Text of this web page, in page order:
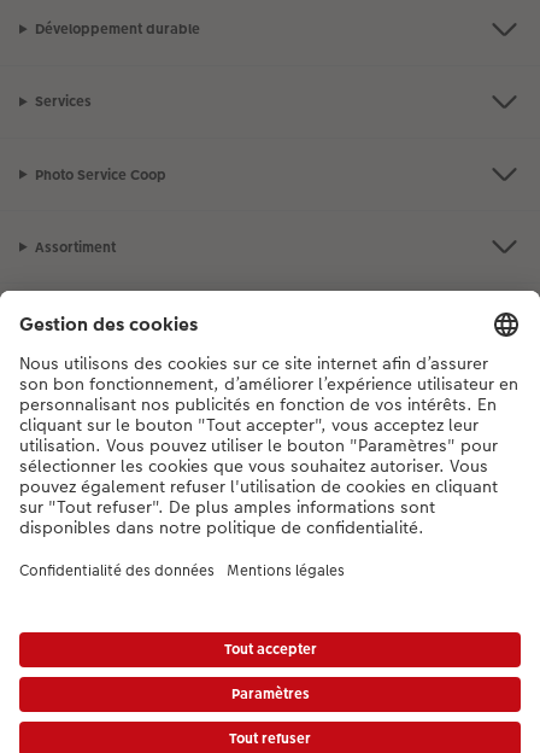
Développement durable
Services
Photo Service Coop
Assortiment
Notre sélection
Si vous avez des questions concernant nos produits ou votre commande,
n'hésitez pas à nous contacter du lundi au dimanche, de 9h00 à 20h00
(hors jours fériés), au numéro de téléphone 044 499 10 37• 7j/7 • de 9h à
20h
DE|FR|IT
Protection des données